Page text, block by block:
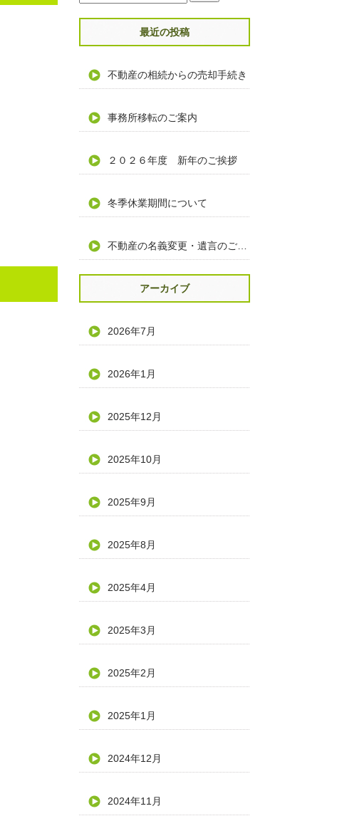
最近の投稿
不動産の相続からの売却手続き
事務所移転のご案内
２０２６年度 新年のご挨拶
冬季休業期間について
アーカイブ
2026年7月
2026年1月
2025年12月
2025年10月
2025年9月
2025年8月
2025年4月
2025年3月
2025年2月
2025年1月
2024年12月
2024年11月